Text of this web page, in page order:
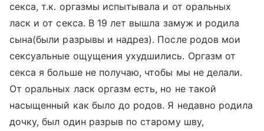
секса, т.к. оргазмы испытывала и от оральных
ласк и от секса. В 19 лет вышла замуж и родила
сына(были разрывы и надрез). После родов мои
сексуальные ощущения ухудшились. Оргазм от
секса я больше не получаю, чтобы мы не делали.
От оральных ласк оргазм есть, но не такой
насыщенный как было до родов. Я недавно родила
дочку, был один разрыв по старому шву,